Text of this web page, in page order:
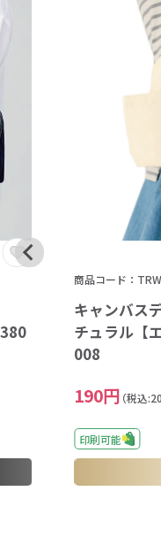
商品コード：
キャンバス
チュラル【
008
190円 （税込
印刷可能